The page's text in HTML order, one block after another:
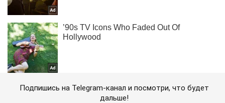
Подпишись на Telegram-канал и посмотри, что будет
дальше!